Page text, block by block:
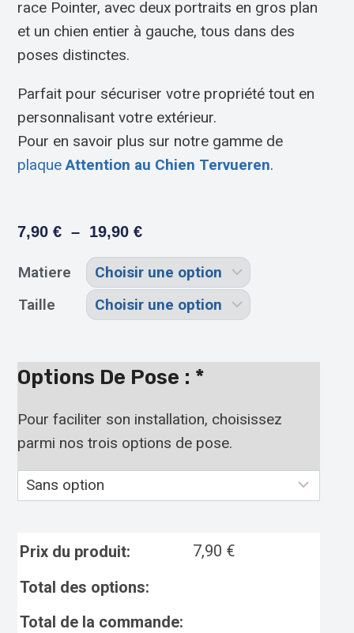
race Pointer, avec deux portraits en gros plan
et un chien entier à gauche, tous dans des
poses distinctes.
Parfait pour sécuriser votre propriété tout en
personnalisant votre extérieur.
Pour en savoir plus sur notre gamme de
plaqueAttention au Chien Tervueren.
7,90€ – 19,90€
Matiere
Taille
Options De Pose : *
Pour faciliter son installation, choisissez
parmi nos trois options de pose.
Prix du produit: 7,90 €
Total des options:
Total de la commande: